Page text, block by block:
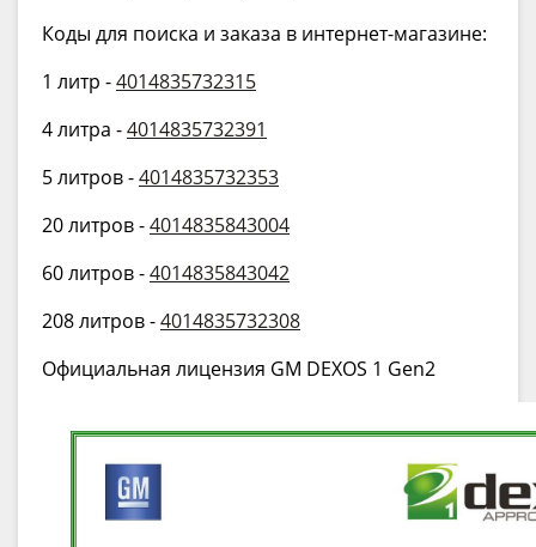
Коды для поиска и заказа в интернет-магазине:
1 литр -4014835732315
4 литра -4014835732391
5 литров -4014835732353
20 литров -4014835843004
60 литров -4014835843042
208 литров -4014835732308
Официальная лицензия GM DEXOS 1 Gen2